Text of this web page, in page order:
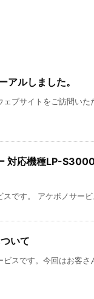
アルしました。
ェブサイトをご訪問い
ー 対応機種LP-
スです。 アケボノサー
いて
ビスです。今回はお客